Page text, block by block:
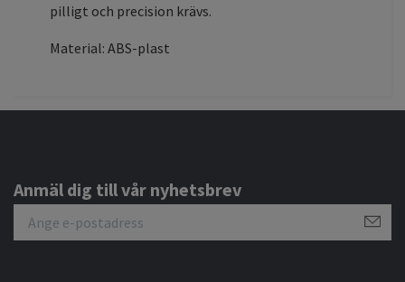
pilligt och precision krävs.
Material: ABS-plast
Anmäl dig till vår nyhetsbrev